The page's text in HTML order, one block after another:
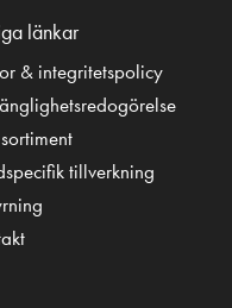
länkar
& integritetspolicy
tillverkning